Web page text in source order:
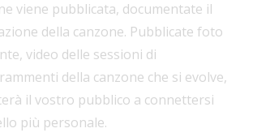
viene pubblicata, documentate il
della canzone. Pubblicate foto
video delle sessioni di
della canzone che si evolve,
il vostro pubblico a connettersi
più personale.